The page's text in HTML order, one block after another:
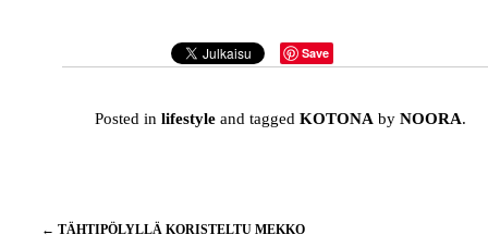
Save
Posted in lifestyleand tagged KOTONA by NOORA.
Artikkelien
← TÄHTIPÖLYLLÄ KORISTELTU MEKKO